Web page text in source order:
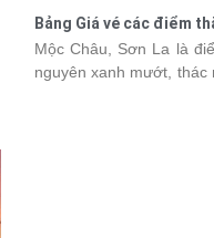
Hòn Dấu - Đồ Sơn.
và chia sẻ kinh nghiệm
đến những hoạt động
Bảng Giá vé các điểm
La 2026
Mộc Châu, Sơn La là
nguyên xanh mướt,